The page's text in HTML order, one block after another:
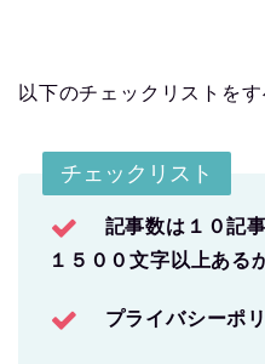
以下のチェックリストを
チェックリスト
記事数は１０記
１５００文字以上ある
プライバシーポ